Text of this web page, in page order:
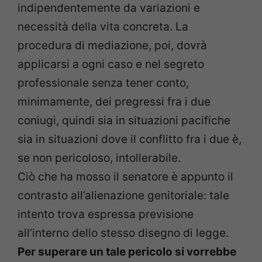
indipendentemente da variazioni e
necessità della vita concreta. La
procedura di mediazione, poi, dovrà
applicarsi a ogni caso e nel segreto
professionale senza tener conto,
minimamente, dei pregressi fra i due
coniugi, quindi sia in situazioni pacifiche
sia in situazioni dove il conflitto fra i due è,
se non pericoloso, intollerabile.
Ciò che ha mosso il senatore è appunto il
contrasto all’alienazione genitoriale: tale
intento trova espressa previsione
all’interno dello stesso disegno di legge.
Per superare un tale pericolo si vorrebbe